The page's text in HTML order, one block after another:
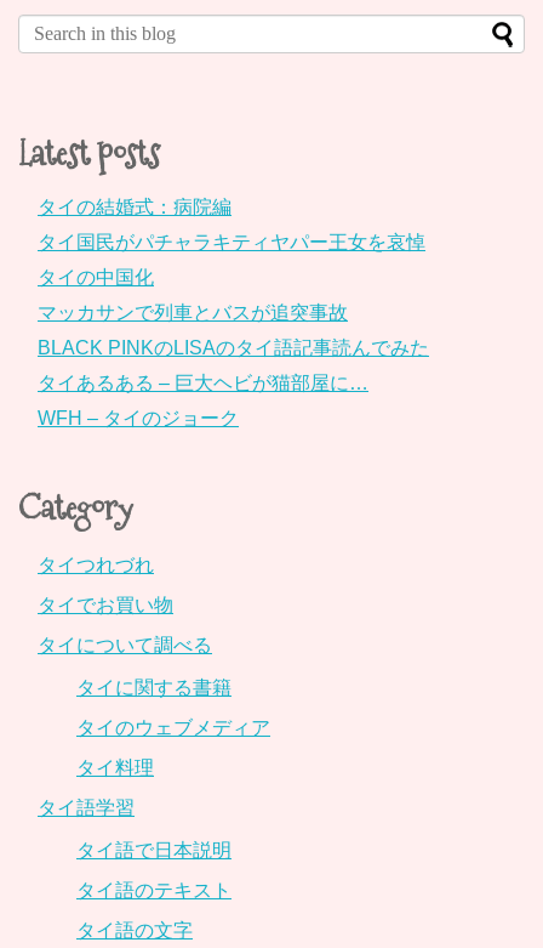
Latest posts
タイの結婚式：病院編
タイ国民がパチャラキティヤパー王女を哀悼
タイの中国化
マッカサンで列車とバスが追突事故
BLACK PINKのLISAのタイ語記事読んでみた
タイあるある – 巨大ヘビが猫部屋に…
WFH – タイのジョーク
Category
タイつれづれ
タイでお買い物
タイについて調べる
タイに関する書籍
タイのウェブメディア
タイ料理
タイ語学習
タイ語で日本説明
タイ語のテキスト
タイ語の文字